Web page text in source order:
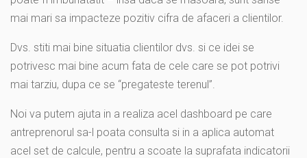
mai mari sa impacteze pozitiv cifra de afaceri a clientilor.
Dvs. stiti mai bine situatia clientilor dvs. si ce idei se
potrivesc mai bine acum fata de cele care se pot potrivi
mai tarziu, dupa ce se “pregateste terenul”.
Noi va putem ajuta in a realiza acel dashboard pe care
antreprenorul sa-l poata consulta si in a aplica automat
acel set de calcule, pentru a scoate la suprafata indicatorii